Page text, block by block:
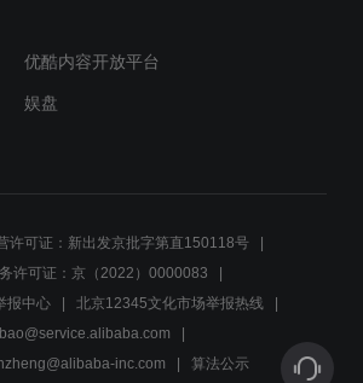
尖刀队 名场面,快来重温
01:02
优酷内容开放平台
娱盘
许可证：新出发京批字第直150118号
许可证：京（2022）0000083
报中心
北京12345文化市场举报热线
inc.com 算法公示